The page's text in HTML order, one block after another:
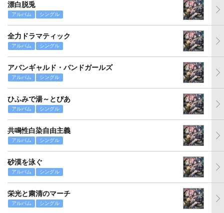
漂白脱兎
アルバム シングル
全力ドラマティック
アルバム シングル
アバンギャルド・バンドガールズ
アルバム シングル
ひふみで湯～とぴあ
アルバム シングル
共鳴性白染自由主義
アルバム シングル
砂漠を泳ぐ
アルバム シングル
栄光と粛清のマーチ
アルバム シングル